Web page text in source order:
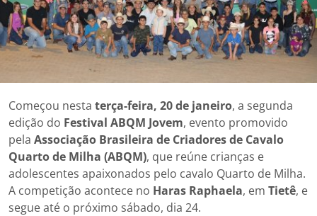
Começou nesta terça-feira, 20 de janeiro, a segunda
edição do Festival ABQM Jovem, evento promovido
pela Associação Brasileira de Criadores de Cavalo
Quarto de Milha (ABQM), que reúne crianças e
adolescentes apaixonados pelo cavalo Quarto de Milha.
A competição acontece no Haras Raphaela, em Tietê, e
segue até o próximo sábado, dia 24.